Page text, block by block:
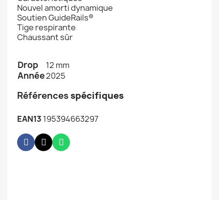
Nouvel amorti dynamique
Soutien GuideRails®
Tige respirante
Chaussant sûr
Drop 12 mm
Année2025
Références spécifiques
EAN13 195394663297